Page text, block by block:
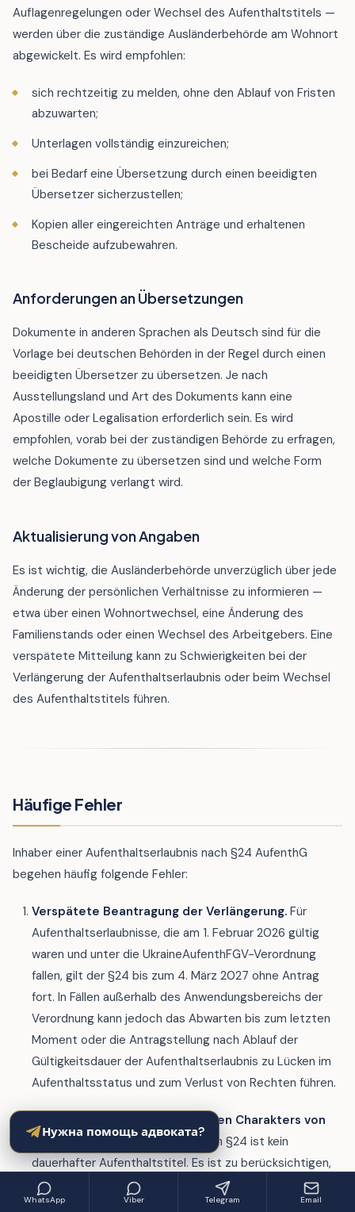
Auflagenregelungen oder Wechsel des Aufenthaltstitels —
werden über die zuständige Ausländerbehörde am Wohnort
abgewickelt. Es wird empfohlen:
sich rechtzeitig zu melden, ohne den Ablauf von Fristen
abzuwarten;
Unterlagen vollständig einzureichen;
bei Bedarf eine Übersetzung durch einen beeidigten
Übersetzer sicherzustellen;
Kopien aller eingereichten Anträge und erhaltenen
Bescheide aufzubewahren.
Anforderungen an Übersetzungen
Dokumente in anderen Sprachen als Deutsch sind für die
Vorlage bei deutschen Behörden in der Regel durch einen
beeidigten Übersetzer zu übersetzen. Je nach
Ausstellungsland und Art des Dokuments kann eine
Apostille oder Legalisation erforderlich sein. Es wird
empfohlen, vorab bei der zuständigen Behörde zu erfragen,
welche Dokumente zu übersetzen sind und welche Form
der Beglaubigung verlangt wird.
Aktualisierung von Angaben
Es ist wichtig, die Ausländerbehörde unverzüglich über jede
Änderung der persönlichen Verhältnisse zu informieren —
etwa über einen Wohnortwechsel, eine Änderung des
Familienstands oder einen Wechsel des Arbeitgebers. Eine
verspätete Mitteilung kann zu Schwierigkeiten bei der
Verlängerung der Aufenthaltserlaubnis oder beim Wechsel
des Aufenthaltstitels führen.
Häufige Fehler
Inhaber einer Aufenthaltserlaubnis nach §24 AufenthG
begehen häufig folgende Fehler:
Verspätete Beantragung der Verlängerung. Für
Aufenthaltserlaubnisse, die am 1. Februar 2026 gültig
waren und unter die UkraineAufenthFGV-Verordnung
fallen, gilt der §24 bis zum 4. März 2027 ohne Antrag
fort. In Fällen außerhalb des Anwendungsbereichs der
Verordnung kann jedoch das Abwarten bis zum letzten
Moment oder die Antragstellung nach Ablauf der
Gültigkeitsdauer der Aufenthaltserlaubnis zu Lücken im
Aufenthaltsstatus und zum Verlust von Rechten führen.
Unkenntnis des vorübergehenden Charakters von
§24. Die Aufenthaltserlaubnis nach §24 ist kein
dauerhafter Aufenthaltstitel. Es ist zu berücksichtigen,
dass der Mechanismus des vorübergehenden Schutzes
beendet werden kann.
WhatsApp Viber Telegram Email
Нужна помощь адвоката?